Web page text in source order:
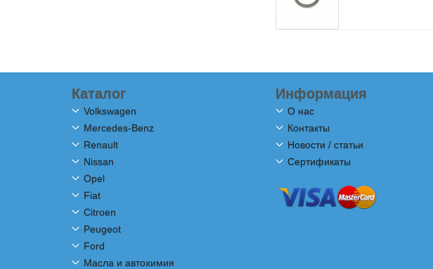
Каталог
Volkswagen
Mercedes-Benz
Renault
Nissan
Opel
Fiat
Citroen
Peugeot
Ford
Масла и автохимия
Информация
О нас
Контакты
Новости / статьи
Сертификаты